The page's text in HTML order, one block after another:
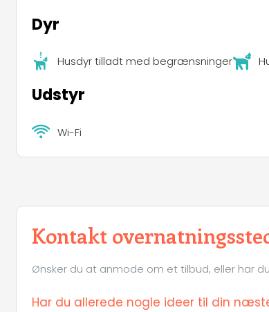
Dyr
Husdyr tilladt med begrænsninger
Udstyr
Wi-Fi
Kontakt
Ønsker du at anmode om et tilbud, eller har
Har du allerede nogle ideer til din